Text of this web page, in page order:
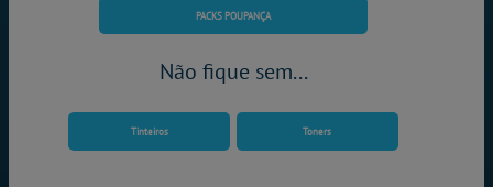
PACKS POUPANÇA
Não fique sem...
Tinteiros Toners